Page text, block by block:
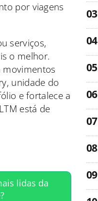
por viagens
serviços,
o melhor.
movimentos
unidade do
e fortalece a
está de
lidas da